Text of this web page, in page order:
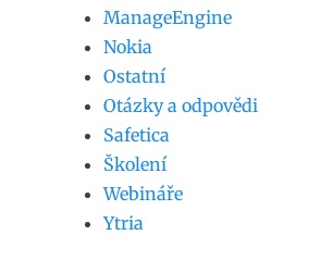
ManageEngine
Nokia
Ostatní
Otázky a odpovědi
Safetica
Školení
Webináře
Ytria